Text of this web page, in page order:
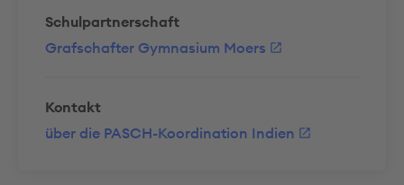
Schulpartnerschaft
Grafschafter Gymnasium Moers
Kontakt
über die PASCH-Koordination Indien